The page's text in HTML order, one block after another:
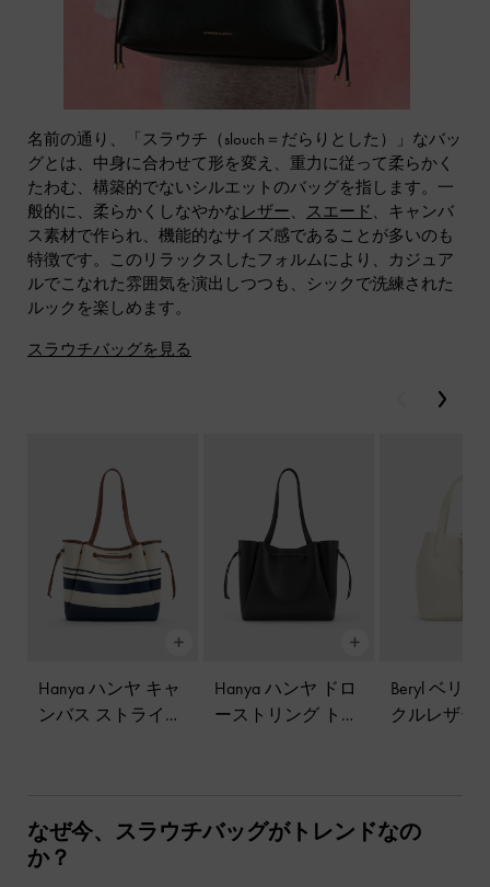
名前の通り、「スラウチ（slouch＝だらりとした）」なバッ
グとは、中身に合わせて形を変え、重力に従って柔らかく
たわむ、構築的でないシルエットのバッグを指します。一
般的に、柔らかくしなやかなレザー、 スエード 、キャンバ
ス素材で作られ、機能的なサイズ感であることが多いのも
特徴です。このリラックスしたフォルムにより、カジュア
ルでこなれた雰囲気を演出しつつも、シックで洗練された
ルックを楽しめます。
スラウチバッグを見る
Hanya ハンヤ キャ
ンバス ストライプ
Hanya ハンヤ ドロ
ーストリング トー
Beryl ベリル
クルレザー
戻る
なぜ今、スラウチバッグがトレンドなの
か？